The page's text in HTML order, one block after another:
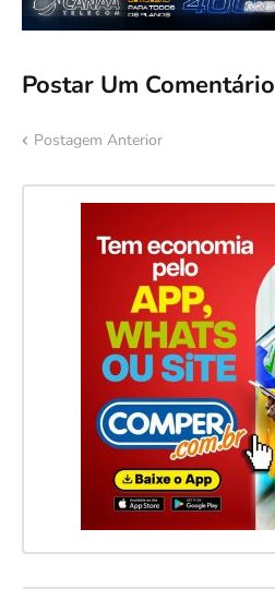
Postar Um Comentário
Postagem Anterior